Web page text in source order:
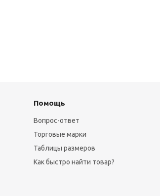
Помощь
Вопрос-ответ
Торговые марки
Таблицы размеров
Как быстро найти товар?